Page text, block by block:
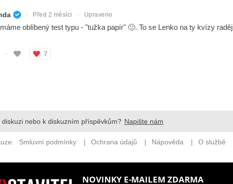
NOVINKY E-MAILEM ZDARMA